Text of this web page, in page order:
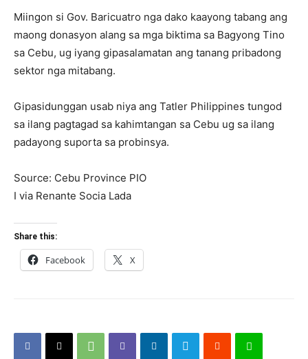
Miingon si Gov. Baricuatro nga dako kaayong tabang ang
maong donasyon alang sa mga biktima sa Bagyong Tino
sa Cebu, ug iyang gipasalamatan ang tanang pribadong
sektor nga mitabang.
Gipasidunggan usab niya ang Tatler Philippines tungod
sa ilang pagtagad sa kahimtangan sa Cebu ug sa ilang
padayong suporta sa probinsya.
Source: Cebu Province PIO
I via Renante Socia Lada
Share this:
Facebook X